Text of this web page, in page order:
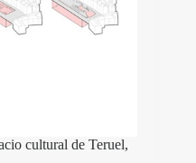
cultural de Teruel,